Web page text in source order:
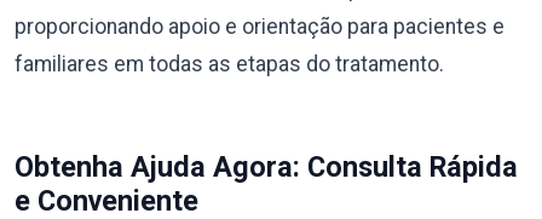
proporcionando apoio e orientação para pacientes e
familiares em todas as etapas do tratamento.
Obtenha Ajuda Agora: Consulta Rápida
e Conveniente